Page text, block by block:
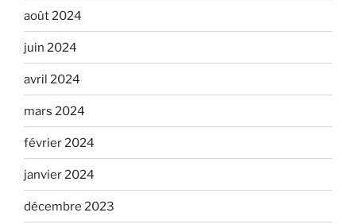
août 2024
juin 2024
avril 2024
mars 2024
février 2024
janvier 2024
décembre 2023